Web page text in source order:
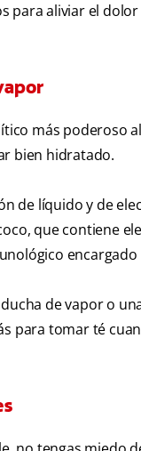
para aliviar el
más poderoso
bien hidratado.
de líquido y de
que contiene
de vapor o
para tomar té